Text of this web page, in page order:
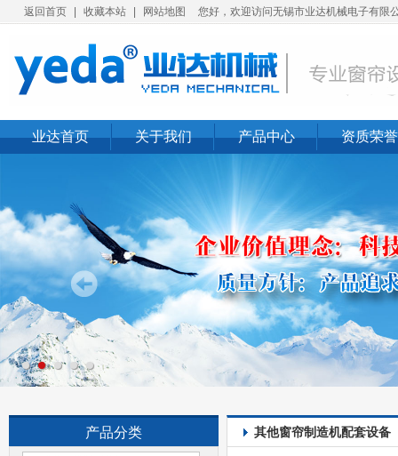
返回首页 收藏本站 网站地图 您好，欢迎访问无锡市业达机械电子有限
业达首页 关于我们 产品中心 资质荣誉
产品分类 其他窗帘制造机配套设备